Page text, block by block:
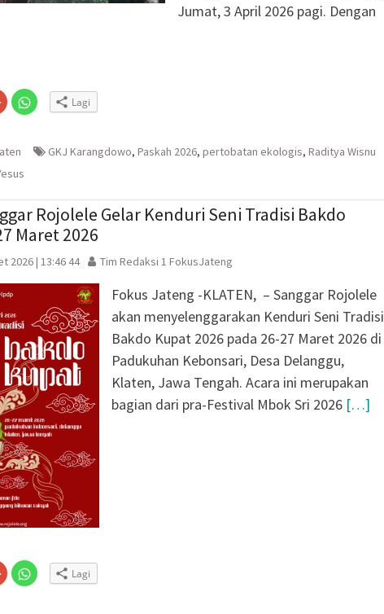
Jumat, 3 April 2026 pagi. Dengan
Klik
untuk
berbagi
(Membuka
di
yang
Klik
untuk
di
jendela
Lagi
GKJ Karangdowo, Paskah 2026, pertobatan ekologis, Raditya Wisnu
Rojolele Gelar Kenduri Seni Tradisi Bakdo
Maret 2026
2026 | 13:46 44 Tim Redaksi 1 FokusJateng
Fokus Jateng -KLATEN, – Sanggar Rojolele
akan menyelenggarakan Kenduri Seni Tradisi
Bakdo Kupat 2026 pada 26-27 Maret 2026 di
Padukuhan Kebonsari, Desa Delanggu,
Klaten, Jawa Tengah. Acara ini merupakan
bagian dari pra-Festival Mbok Sri 2026 […]
Klik
untuk
berbagi
Klik
untuk Lagi